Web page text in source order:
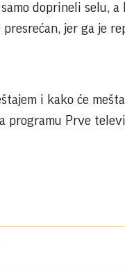
doprineli selu, a
jer ga je
i kako će
programu Prve